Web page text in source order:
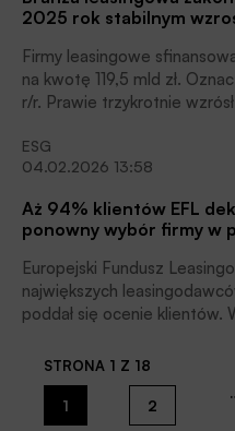
2025 roku. PZWLP
stopniowym powrotem
wzrostu spodziewana jest
sektora wypożyczalni, co
okresu korekty.
2025 rok stabilnym
Firmy leasingowe
na kwotę 119,5 mld zł.
r/r. Prawie trzykrotnie
wynajmu. ZPL szacuje, że
sfinansowanych przez
ESG
04.02.2026 13:58
Aż 94% klientów EFL
ponowny wybór firmy w
Europejski Fundusz
największych
poddał się ocenie klientów.
94% klientów deklaruje
czytamy w informacji
STRONA 1 Z 18
1 2